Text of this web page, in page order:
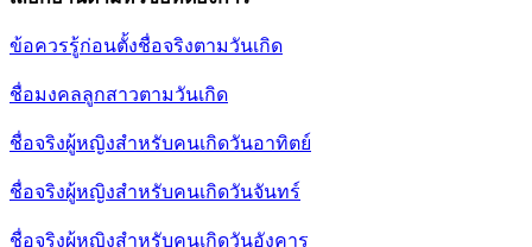
ข้อควรรู้ก่อนตั้งชื่อจริงตามวันเกิด
ชื่อมงคลลูกสาวตามวันเกิด
ชื่อจริงผู้หญิงสำหรับคนเกิดวันอาทิตย์
ชื่อจริงผู้หญิงสำหรับคนเกิดวันจันทร์
ชื่อจริงผู้หญิงสำหรับคนเกิดวันอังคาร